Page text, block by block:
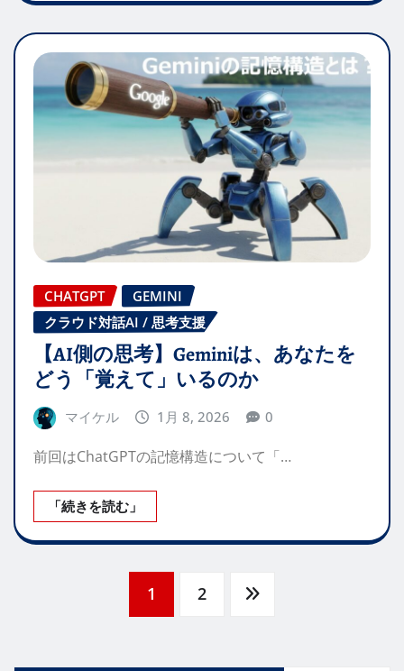
CHATGPT
GEMINI
クラウド対話AI / 思考支援
【AI側の思考】Geminiは、あなたを
どう「覚えて」いるのか
マイケル 1月 8, 2026 0
前回はChatGPTの記憶構造について「…
「続きを読む」
1 2